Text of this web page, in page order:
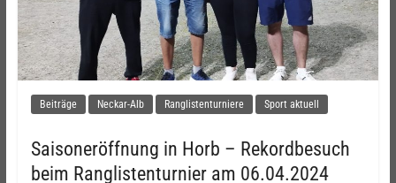
Beiträge Neckar-Alb Ranglistenturniere Sport aktuell
Saisoneröffnung in Horb – Rekordbesuch
beim Ranglistenturnier am 06.04.2024